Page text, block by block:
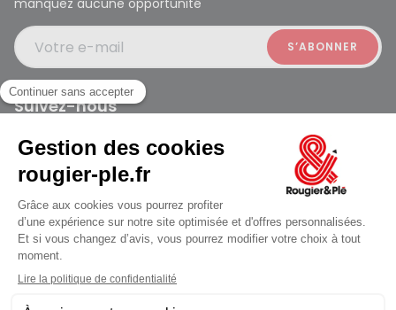
jusqu'au Lundi à 09:30
Votre e-mail
Suivez-nous
Rougier et Plé 2024 Copyright
Mentions légales